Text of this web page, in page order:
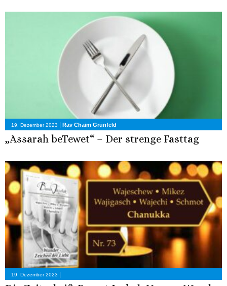
19. Dezember 2023 Rav Chaim Grünfeld
„Assarah beTewet“ – Der strenge Fasttag
19. Dezember 2023 |